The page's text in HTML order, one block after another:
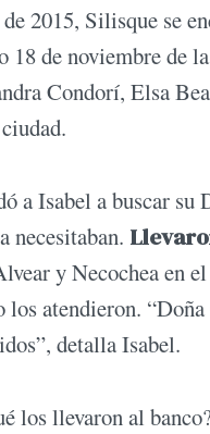
2015, Silisque se
de noviembre de
Condorí, Elsa
a Isabel a buscar
necesitaban.
y Necochea en
los atendieron.
detalla Isabel.
los llevaron al